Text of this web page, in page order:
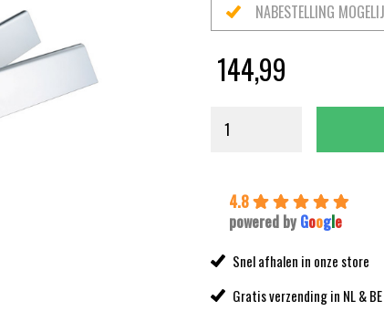
NABESTELLING
144,99
4.8
powered by Google
Snel afhalen in onze store
Gratis verzending in NL &